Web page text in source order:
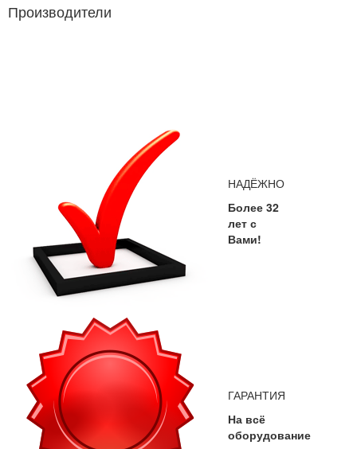
Производители
НАДЁЖНО
Более 32
лет с
Вами!
ГАРАНТИЯ
На всё
оборудование